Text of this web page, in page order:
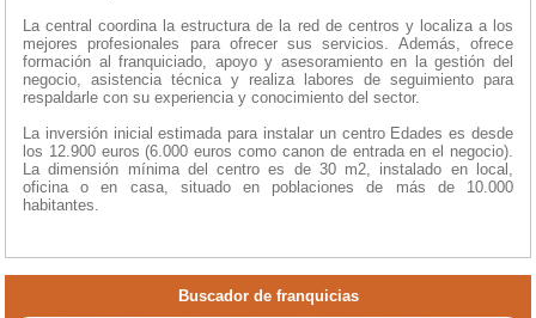
La central coordina la estructura de la red de centros y localiza a los
mejores profesionales para ofrecer sus servicios. Además, ofrece
formación al franquiciado, apoyo y asesoramiento en la gestión del
negocio, asistencia técnica y realiza labores de seguimiento para
respaldarle con su experiencia y conocimiento del sector.
La inversión inicial estimada para instalar un centro Edades es desde
los 12.900 euros (6.000 euros como canon de entrada en el negocio).
La dimensión mínima del centro es de 30 m2, instalado en local,
oficina o en casa, situado en poblaciones de más de 10.000
habitantes.
Buscador de franquicias